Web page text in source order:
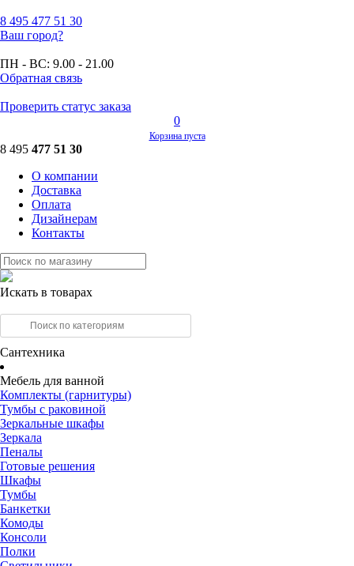
8 495 477 51 30
Ваш город?
ПН - ВС: 9.00 - 21.00
Обратная связь
Проверить статус заказа
0
Корзина пуста
8 495 477 51 30
О компании
Доставка
Оплата
Дизайнерам
Контакты
Искать в товарах
Сантехника
Мебель для ванной
Комплекты (гарнитуры)
Тумбы с раковиной
Зеркальные шкафы
Зеркала
Пеналы
Готовые решения
Шкафы
Тумбы
Банкетки
Комоды
Консоли
Полки